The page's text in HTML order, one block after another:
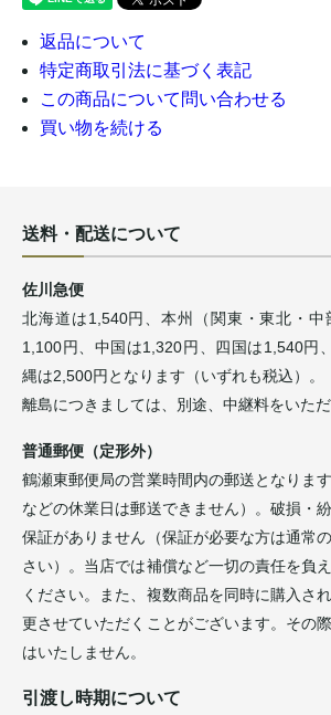
返品について
特定商取引法に基づく表記
この商品について問い合わせる
買い物を続ける
送料・配送について
佐川急便
北海道は1,540円、本州（関東・東北・中
1,100円、中国は1,320円、四国は1,540円
縄は2,500円となります（いずれも税込）。
離島につきましては、別途、中継料をいただ
普通郵便（定形外）
鶴瀬東郵便局の営業時間内の郵送となりま
などの休業日は郵送できません）。破損・
保証がありません（保証が必要な方は通常
さい）。当店では補償など一切の責任を負
ください。また、複数商品を同時に購入さ
更させていただくことがございます。その
はいたしません。
引渡し時期について